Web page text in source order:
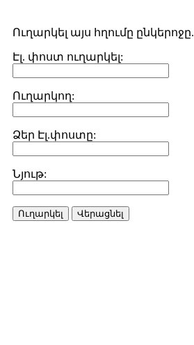
Ուղարկել այս հղումը ընկերոջը.
Էլ. փոստ ուղարկել:
Ուղարկող:
Ձեր Էլ.փոստը:
Նյութ:
Ուղարկել Վերացնել